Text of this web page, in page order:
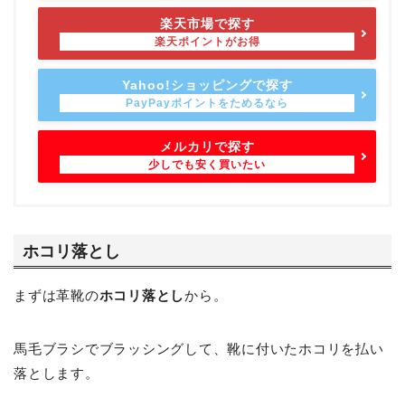
楽天市場で探す
Yahoo!ショッピングで探す
メルカリで探す
ホコリ落とし
まずは革靴のホコリ落としから。
馬毛ブラシでブラッシングして、靴に付いたホコリを払い
落とします。